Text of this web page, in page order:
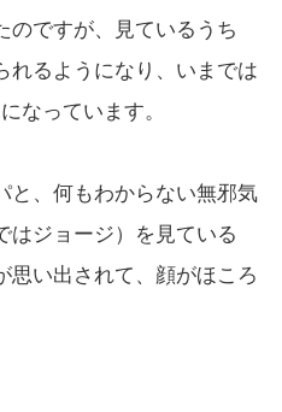
のですが、見ているうち
れるようになり、いまでは
なっています。
と、何もわからない無邪気
はジョージ）を見ている
思い出されて、顔がほころ